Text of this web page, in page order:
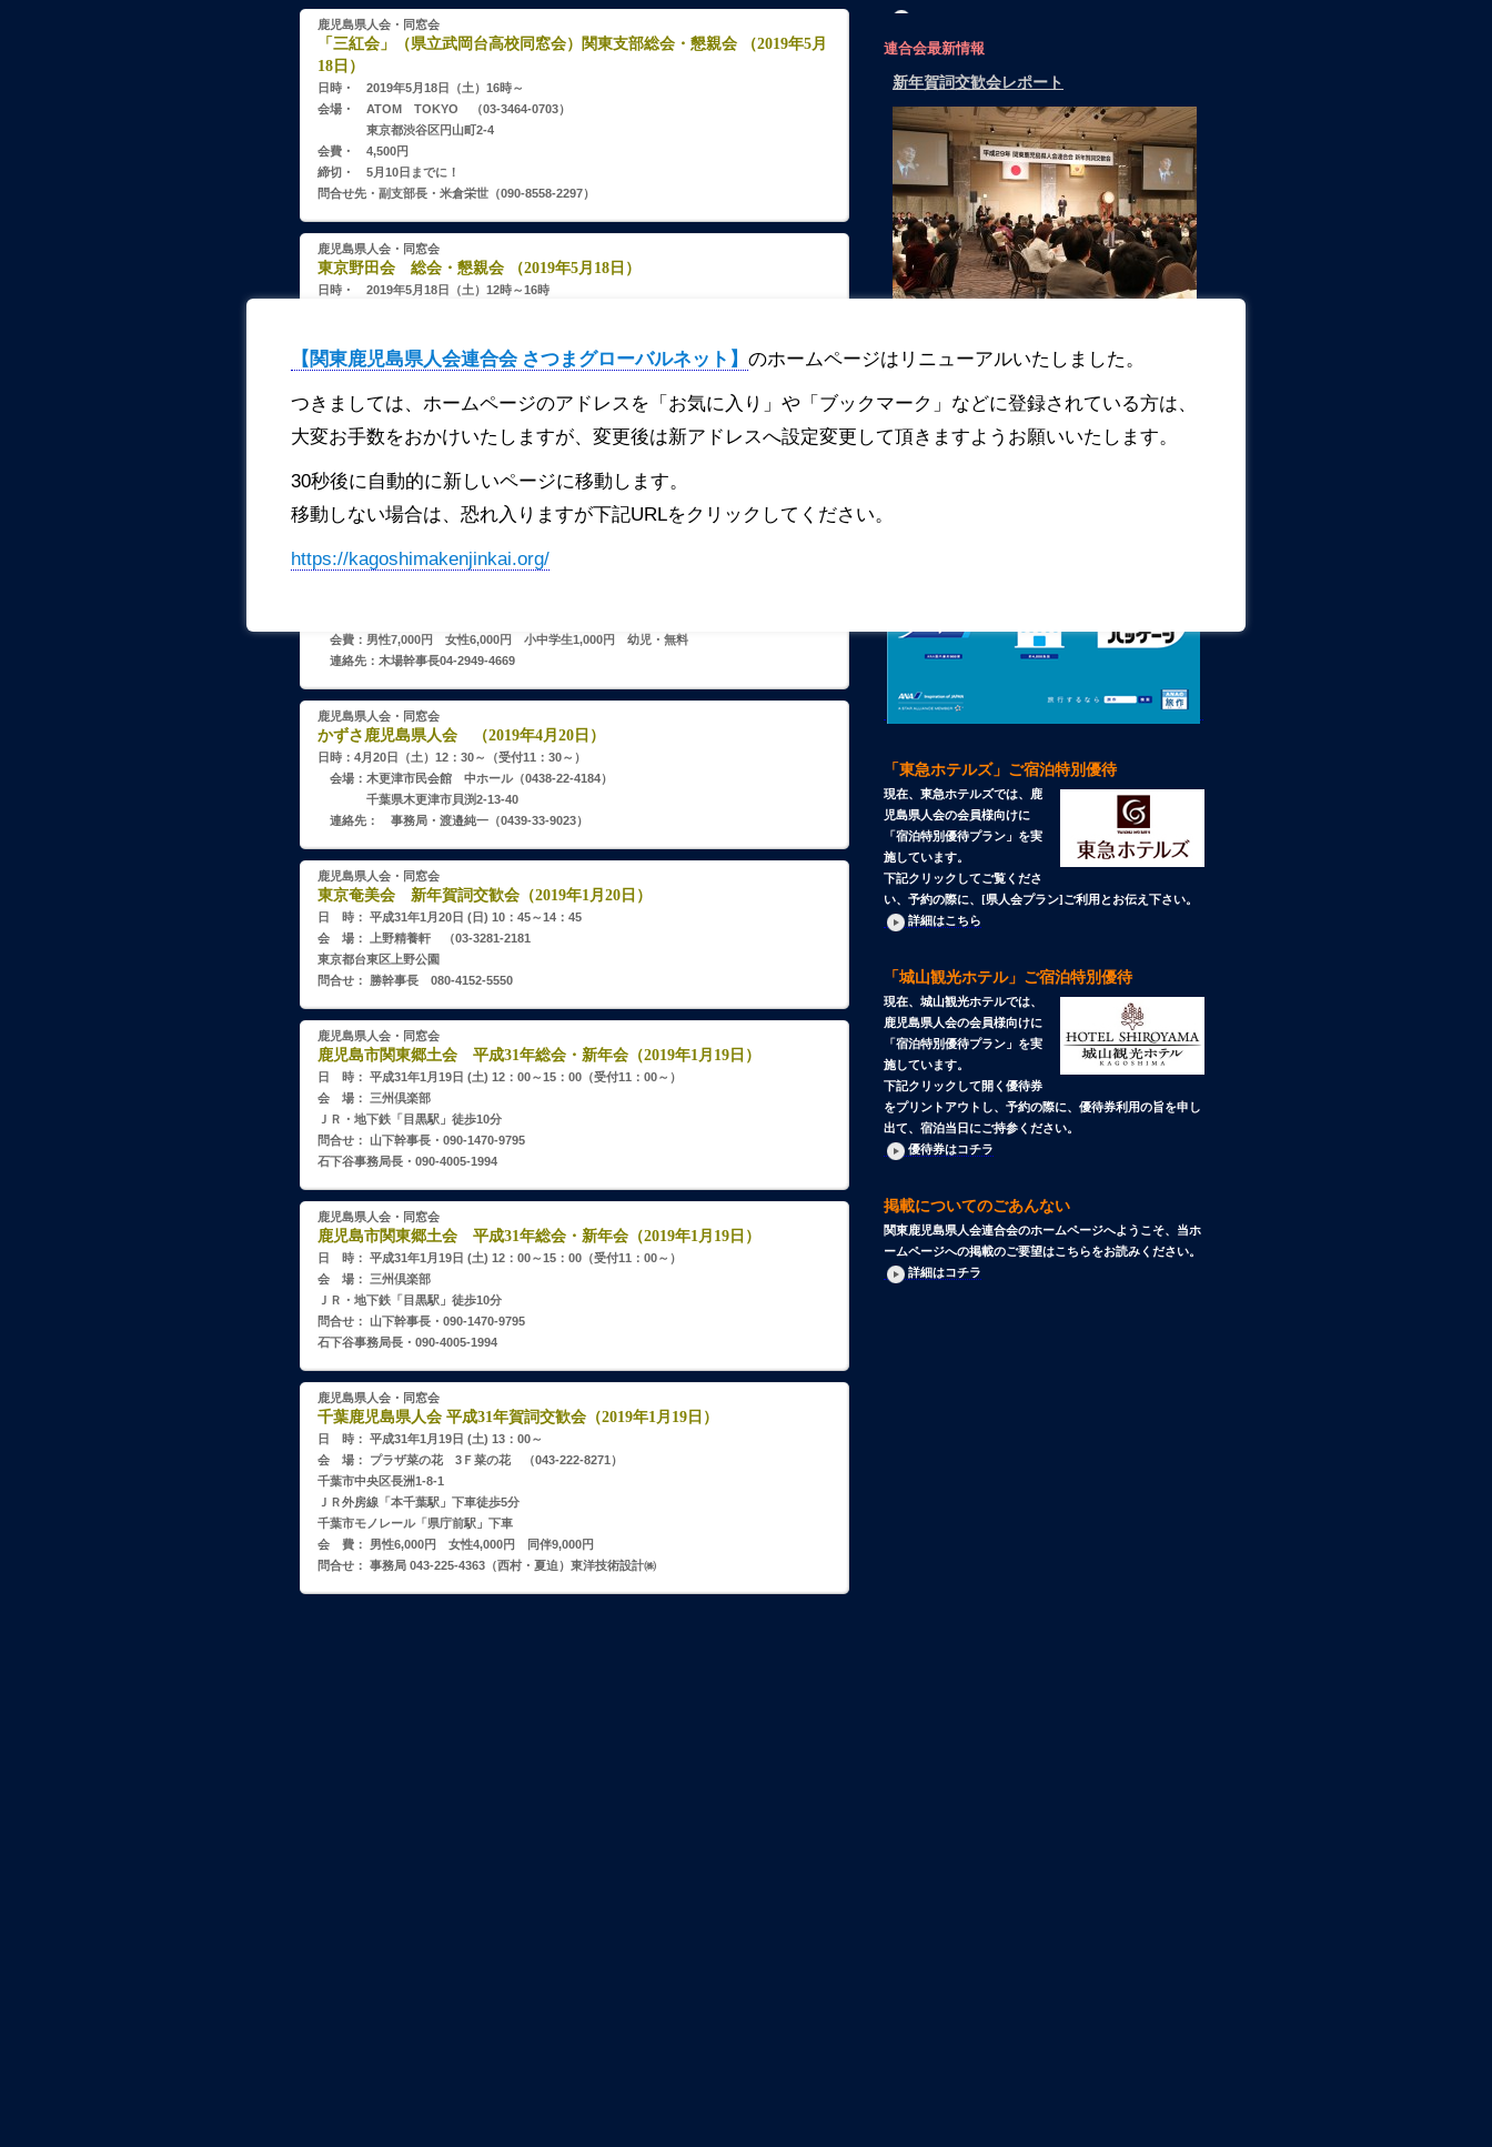
【関東鹿児島県人会連合会 さつまグローバルネット】 のホームページはリニューアルいたしました。
つきましては、ホームページのアドレスを「お気に入り」や「ブックマーク」などに登録されている方は、
大変お手数をおかけいたしますが、変更後は新アドレスへ設定変更して頂きますようお願いいたします。
30秒後に自動的に新しいページに移動します。
移動しない場合は、恐れ入りますが下記URLをクリックしてください。
https://kagoshimakenjinkai.org/
鹿児島県人会・同窓会
「三紅会」（県立武岡台高校同窓会）関東支部総会・懇親会 （2019年5月
18日）
日時・ 2019年5月18日（土）16時～
会場・ ATOM TOKYO （03-3464-0703）
東京都渋谷区円山町2-4
会費・ 4,500円
締切・ 5月10日までに！
問合せ先・副支部長・米倉栄世（090-8558-2297）
鹿児島県人会・同窓会
東京野田会 総会・懇親会 （2019年5月18日）
日時・ 2019年5月18日（土）12時～16時
JR・地下鉄 四ツ谷駅・麹町口 徒歩2分
会費・ 男性10,000円 女性7,000円（夫婦14,000円）
30歳以下5,000円、学生3,000円（年会費含む）
連絡先・045-921-9076（橋口幹事長）
締切・ 4月19日（土）
鹿児島県人会・同窓会
所沢市鹿児島県人会 （2019年4月21日）
会場：ベルヴィザ・グラン（04-2923-4122）
会費：男性7,000円 女性6,000円 小中学生1,000円 幼児・無料
連絡先：木場幹事長04-2949-4669
鹿児島県人会・同窓会
かずさ鹿児島県人会 （2019年4月20日）
日時：4月20日（土）12：30～（受付11：30～）
会場：木更津市民会館 中ホール（0438-22-4184）
千葉県木更津市貝渕2-13-40
連絡先： 事務局・渡邉純一（0439-33-9023）
鹿児島県人会・同窓会
東京奄美会 新年賀詞交歓会（2019年1月20日）
日 時： 平成31年1月20日 (日) 10：45～14：45
会 場： 上野精養軒 （03-3281-2181
東京都台東区上野公園
問合せ： 勝幹事長 080-4152-5550
鹿児島県人会・同窓会
鹿児島市関東郷土会 平成31年総会・新年会（2019年1月19日）
日 時： 平成31年1月19日 (土) 12：00～15：00（受付11：00～）
会 場： 三州倶楽部
ＪＲ・地下鉄「目黒駅」徒歩10分
問合せ： 山下幹事長・090-1470-9795
石下谷事務局長・090-4005-1994
鹿児島県人会・同窓会
鹿児島市関東郷土会 平成31年総会・新年会（2019年1月19日）
日 時： 平成31年1月19日 (土) 12：00～15：00（受付11：00～）
会 場： 三州倶楽部
ＪＲ・地下鉄「目黒駅」徒歩10分
問合せ： 山下幹事長・090-1470-9795
石下谷事務局長・090-4005-1994
鹿児島県人会・同窓会
千葉鹿児島県人会 平成31年賀詞交歓会（2019年1月19日）
日 時： 平成31年1月19日 (土) 13：00～
会 場： プラザ菜の花 3Ｆ菜の花 （043-222-8271）
千葉市中央区長洲1-8-1
ＪＲ外房線「本千葉駅」下車徒歩5分
千葉市モノレール「県庁前駅」下車
会 費： 男性6,000円 女性4,000円 同伴9,000円
問合せ： 事務局 043-225-4363（西村・夏迫）東洋技術設計㈱
連合会最新情報
「東急ホテルズ」ご宿泊特別優待
現在、東急ホテルズでは、鹿
児島県人会の会員様向けに
「宿泊特別優待プラン」を実
施しています。
下記クリックしてご覧くださ
い、予約の際に、[県人会プラン]ご利用とお伝え下さい。
詳細はこちら
「城山観光ホテル」ご宿泊特別優待
現在、城山観光ホテルでは、
鹿児島県人会の会員様向けに
「宿泊特別優待プラン」を実
施しています。
下記クリックして開く優待券
をプリントアウトし、予約の際に、優待券利用の旨を申し
出て、宿泊当日にご持参ください。
優待券はコチラ
掲載についてのごあんない
関東鹿児島県人会連合会のホームページへようこそ、当ホ
ームページへの掲載のご要望はこちらをお読みください。
詳細はコチラ